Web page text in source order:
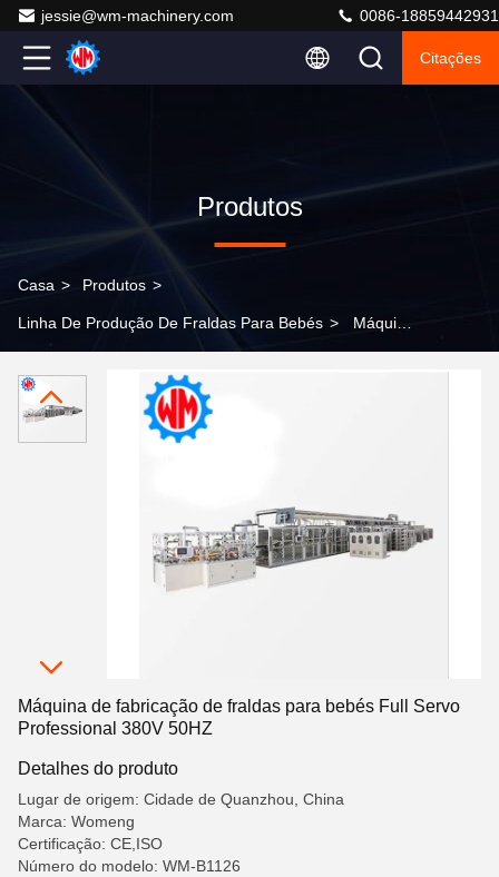
jessie@wm-machinery.com 0086-18859442931
Citações
Produtos
Casa > Produtos >
Linha De Produção De Fraldas Para Bebés > Máquina
Professional 380V 50HZ
Máquina de fabricação de fraldas para bebés Full Servo
Professional 380V 50HZ
Detalhes do produto
Lugar de origem: Cidade de Quanzhou, China
Marca: Womeng
Certificação: CE,ISO
Número do modelo: WM-B1126